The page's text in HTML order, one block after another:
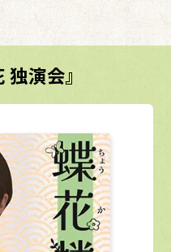
独演会』